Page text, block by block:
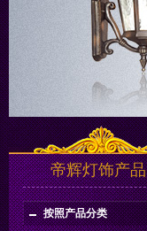
帝辉灯饰产品
按照产品分类